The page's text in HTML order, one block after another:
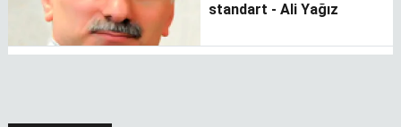
standart - Ali Yağız